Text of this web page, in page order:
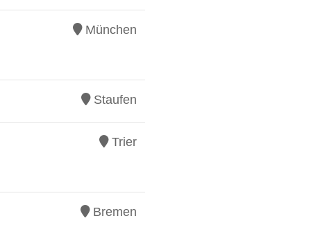
München
Staufen
Trier
Bremen